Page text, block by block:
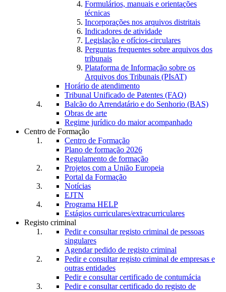
Formulários, manuais e orientações
técnicas
Incorporações nos arquivos distritais
Indicadores de atividade
Legislação e ofícios-circulares
Perguntas frequentes sobre arquivos dos
tribunais
Plataforma de Informação sobre os
Arquivos dos Tribunais (PIsAT)
Horário de atendimento
Tribunal Unificado de Patentes (FAQ)
Balcão do Arrendatário e do Senhorio (BAS)
Obras de arte
Regime jurídico do maior acompanhado
Centro de Formação
Centro de Formação
Plano de formação 2026
Regulamento de formação
Projetos com a União Europeia
Portal da Formação
Notícias
EJTN
Programa HELP
Estágios curriculares/extracurriculares
Registo criminal
Pedir e consultar registo criminal de pessoas
singulares
Agendar pedido de registo criminal
Pedir e consultar registo criminal de empresas e
outras entidades
Pedir e consultar certificado de contumácia
Pedir e consultar certificado do registo de